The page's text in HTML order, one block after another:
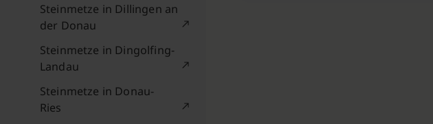
Steinmetze in Dillingen an
der Donau
Steinmetze in Dingolfing-
Landau
Steinmetze in Donau-
Ries